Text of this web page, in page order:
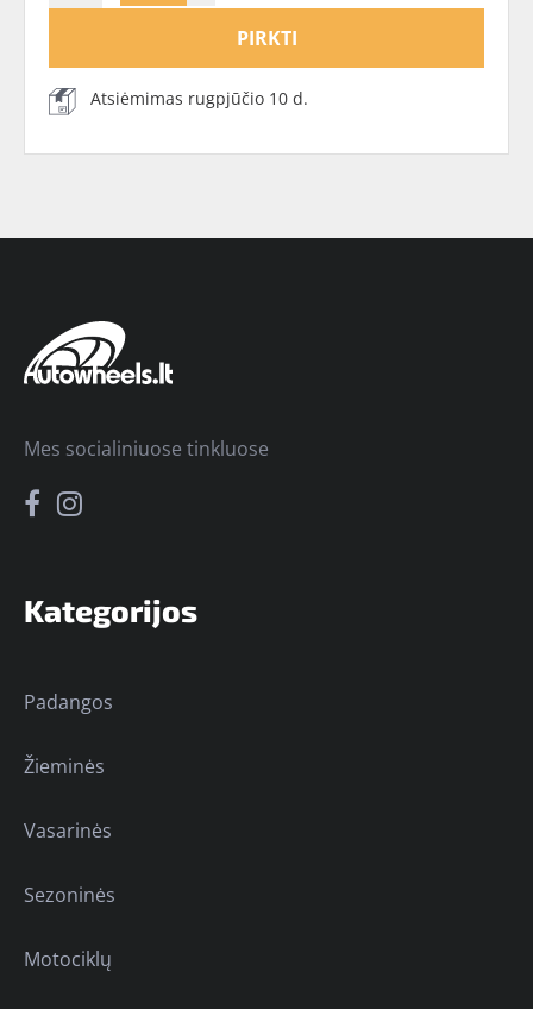
PIRKTI
Atsiėmimas rugpjūčio 10 d.
Kategorijos
Padangos
Žieminės
Vasarinės
Sezoninės
Motociklų
Mes socialiniuose tinkluose